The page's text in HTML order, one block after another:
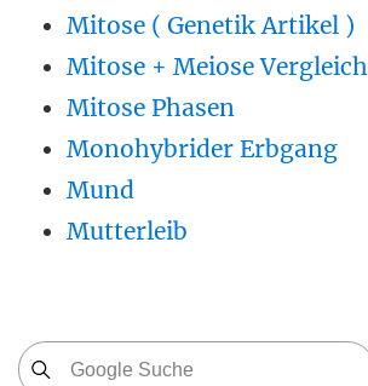
Mitose ( Genetik Artikel )
Mitose + Meiose Vergleich
Mitose Phasen
Monohybrider Erbgang
Mund
Mutterleib